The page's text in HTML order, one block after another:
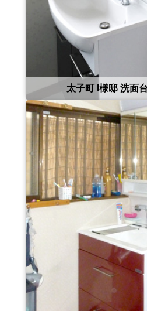
太子町 I様邸 洗面